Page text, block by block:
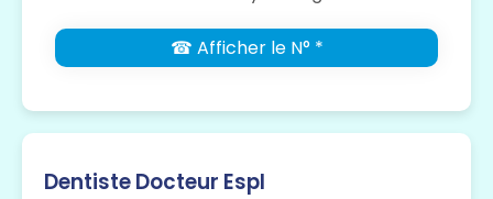
☎ Afficher le N° *
Dentiste Docteur Espl